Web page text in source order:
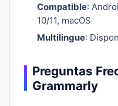
Compatible:
10/11, macOS
Multilingue:
Preguntas
Grammarly